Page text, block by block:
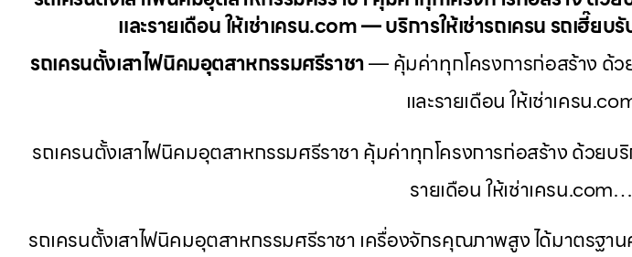
และรายเดือน ให้เช่าเครน.com — บริการให้เช่ารถเครน รถเฮี๊ย
รถเครนตั้งเสาไฟนิคมอุตสาหกรรมศรีราชา— คุ้มค่าทุกโครงการก่อสร้าง ด้ว
และรายเดือน ให้เช่าเครน
รถเครนตั้งเสาไฟนิคมอุตสาหกรรมศรีราชา คุ้มค่าทุกโครงการก่อสร้าง ด้วยบ
รายเดือน ให้เช่าเครน.com…
รถเครนตั้งเสาไฟนิคมอุตสาหกรรมศรีราชา เครื่องจักรคุณภาพสูง ได้มาตรฐ